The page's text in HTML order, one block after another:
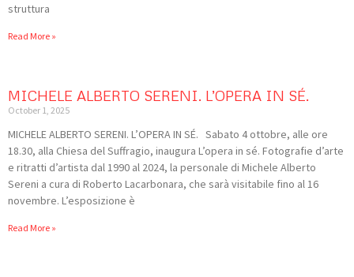
struttura
Read More »
MICHELE ALBERTO SERENI. L’OPERA IN SÉ.
October 1, 2025
MICHELE ALBERTO SERENI. L’OPERA IN SÉ. Sabato 4 ottobre, alle ore
18.30, alla Chiesa del Suffragio, inaugura L’opera in sé. Fotografie d’arte
e ritratti d’artista dal 1990 al 2024, la personale di Michele Alberto
Sereni a cura di Roberto Lacarbonara, che sarà visitabile fino al 16
novembre. L’esposizione è
Read More »